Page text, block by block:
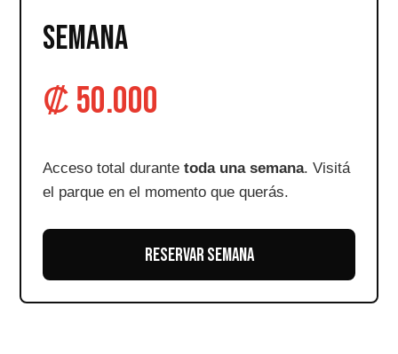
SEMANA
₡ 50.000
Acceso total durante toda una semana. Visitá
el parque en el momento que querás.
RESERVAR SEMANA